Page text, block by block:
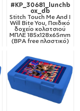
#KP_30681_lunchb
ox_db
Stitch Touch Me And I
Will Bite You, Παιδικό
δοχείο κολατσιού
ΜΠΛΕ 185x128x65mm
(BPA free πλαστικό)